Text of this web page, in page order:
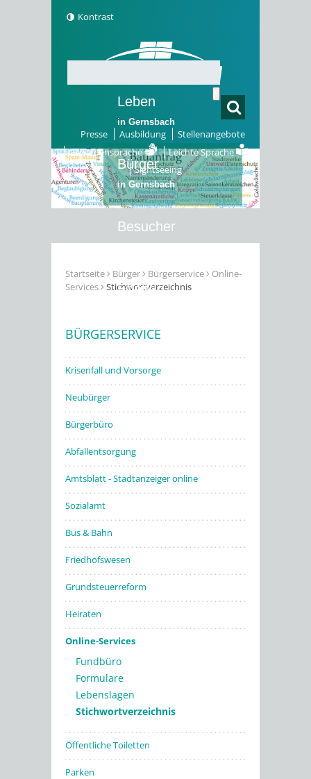
Kontrast
Presse Ausbildung
Stellenangebote
Gebärdensprache
Leichte Sprache
Sightseeing
Leben
in Gernsbach
Bürger
in Gernsbach
Besucher
Erleben
Startseite Bürger Bürgerservice
Online-
Services
Stichwortverzeichnis
BÜRGERSERVICE
Krisenfall und Vorsorge
Neubürger
Bürgerbüro
Abfallentsorgung
Amtsblatt - Stadtanzeiger online
Sozialamt
Bus & Bahn
Friedhofswesen
Grundsteuerreform
Heiraten
Online-Services
Fundbüro
Formulare
Lebenslagen
Stichwortverzeichnis
Öffentliche Toiletten
Parken